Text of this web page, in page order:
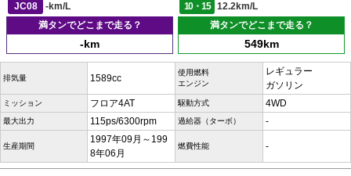
JC08
-km/L 10・15
12.2km/L
満タンでどこまで走る？
-km
満タンでどこまで走る？
549km
排気量 1589cc
使用燃料
エンジン
レギュラー
ガソリン
ミッション フロア4AT 駆動方式 4WD
最大出力 115ps/6300rpm 過給器（ターボ） -
生産期間
1997年09月～199
8年06月
燃費性能 -